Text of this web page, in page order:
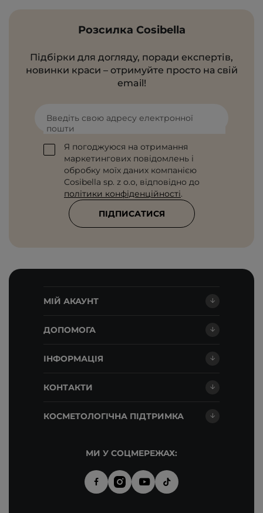
Розсилка Cosibella
Підбірки для догляду, поради експертів,
новинки краси – отримуйте просто на свій
email!
Введіть свою адресу електронної
пошти
Я погоджуюся на отримання
маркетингових повідомлень і
обробку моїх даних компанією
Cosibella sp. z o.o, відповідно до
політики конфіденційності.
ПІДПИСАТИСЯ
МІЙ АКАУНТ
ДОПОМОГА
ІНФОРМАЦІЯ
КОНТАКТИ
КОСМЕТОЛОГІЧНА ПІДТРИМКА
МИ У СОЦМЕРЕЖАХ: